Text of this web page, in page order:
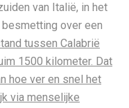
van Italië, in het
over een
tussen Calabrië
1500 kilometer. Dat
hoe ver en snel het
via menselijke